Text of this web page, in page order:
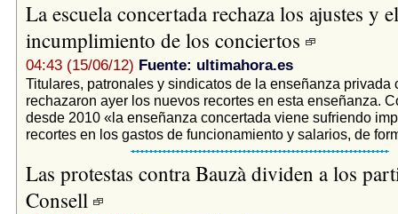
La escuela concertada rechaza los ajustes y el
incumplimiento de los conciertos
04:43 (15/06/12) Fuente: ultimahora.es
Titulares, patronales y sindicatos de la enseñanza privada
rechazaron ayer los nuevos recortes en esta enseñanza.
desde 2010 «la enseñanza concertada viene sufriendo
recortes en los gastos de funcionamiento y salarios, de
Las protestas contra Bauzà dividen a los
Consell